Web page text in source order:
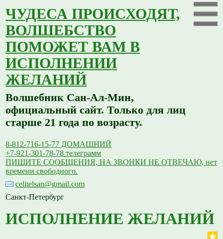
ЧУДЕСА ПРОИСХОДЯТ,
ВОЛШЕБСТВО
ПОМОЖЕТ ВАМ В
ИСПОЛНЕНИИ
ЖЕЛАНИЙ
Волшебник Сан-Ал-Мин,
официальный сайт. Только для лиц
старше 21 года по возрасту.
8-812-716-15-77 ДОМАШНИЙ
+7-921-301-78-78 телеграмм
ПИШИТЕ СООБЩЕНИЯ, НА ЗВОНКИ НЕ ОТВЕЧАЮ, нет
времени свободного.
celitelsan@gmail.com
Санкт-Петербург
ИСПОЛНЕНИЕ ЖЕЛАНИЙ